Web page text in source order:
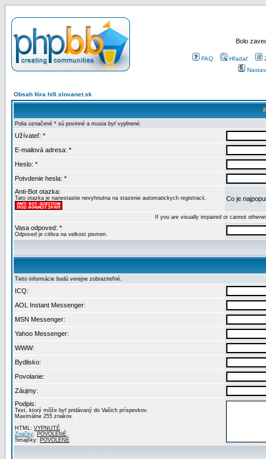
Bolo
FAQ Hľadať
Obsah fóra hifi.slovanet.sk
Polia označené * sú povinné a musia byť vyplnené.
Užívateľ: *
E-mailová adresa: *
Heslo: *
Potvdenie hesla: *
Anti-Bot otazka:
Tato otazka je nanestastie nevyhnutna na stazenie automatickych registracii. Co je
If you are visually impaired or cannot
Vasa odpoved: *
Odpoved je citliva na velkost pismen.
Tieto informácie budú verejne zobraziteľné.
ICQ:
AOL Instant Messenger:
MSN Messenger:
Yahoo Messenger:
WWW:
Bydlisko:
Povolanie:
Záujmy:
Podpis:
Text, ktorý môže byť pridávaný do Vašich príspevkov.
Maximálne 255 znakov.
HTML: VYPNUTÉ
Značky: POVOLENÉ
Smajlíky: POVOLENÉ